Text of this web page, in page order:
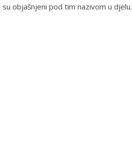
objašnjeni pod tim nazivom u djelu.